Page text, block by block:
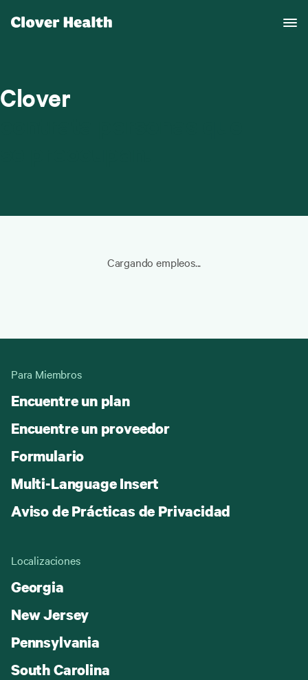
Clover
Cargando empleos...
Para Miembros
Encuentre un plan
Encuentre un proveedor
Formulario
Multi-Language Insert
Aviso de Prácticas de Privacidad
Localizaciones
Georgia
New Jersey
Pennsylvania
South Carolina